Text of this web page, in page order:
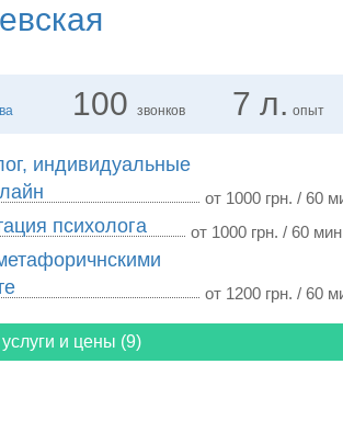
100 звонков 7 л. опыт
индивидуальные
от 1000 грн. / 60
психолога от 1000 грн. / 60
от 1200 грн. / 60
и цены (9)